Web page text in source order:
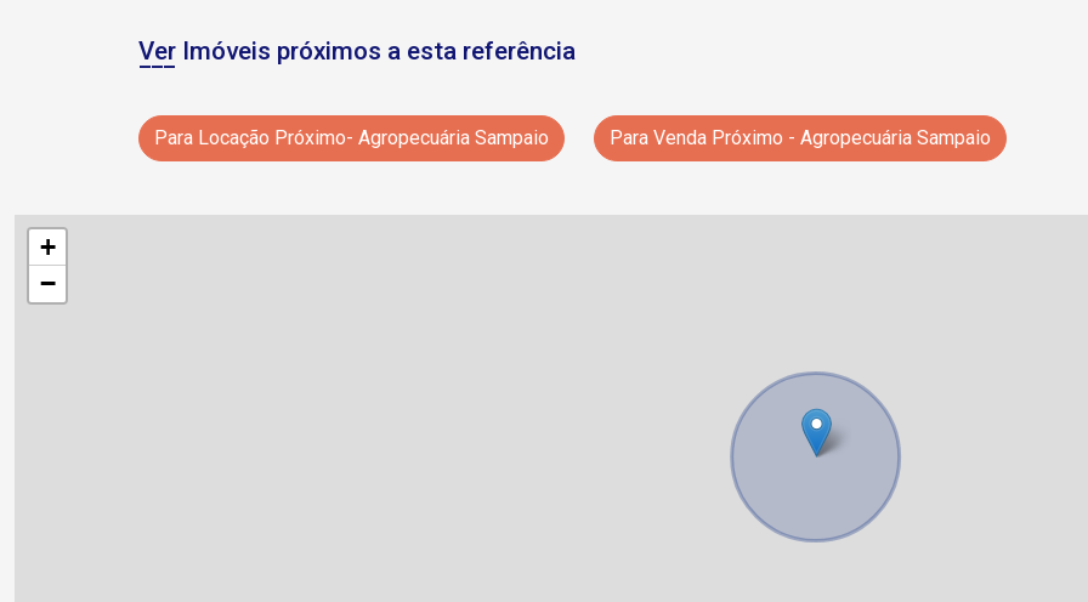
Ver Imóveis próximos a esta referência
Para Locação Próximo- Agropecuária Sampaio Para Venda Próximo - Agropecuária Sampaio
+
−